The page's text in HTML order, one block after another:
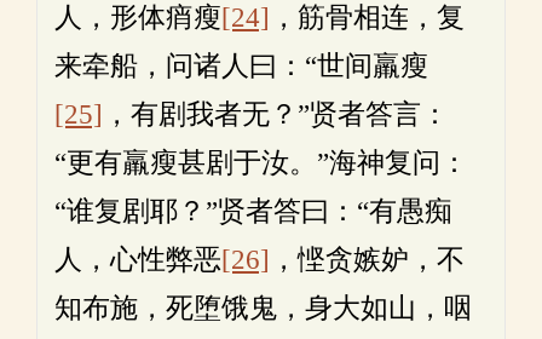
人，形体痟瘦[24] ，筋骨相连，复
来牵船，问诸人曰：“世间羸瘦
[25] ，有剧我者无？”贤者答言：
“更有羸瘦甚剧于汝。”海神复问：
“谁复剧耶？”贤者答曰：“有愚痴
人，心性弊恶[26] ，悭贪嫉妒，不
知布施，死堕饿鬼，身大如山，咽